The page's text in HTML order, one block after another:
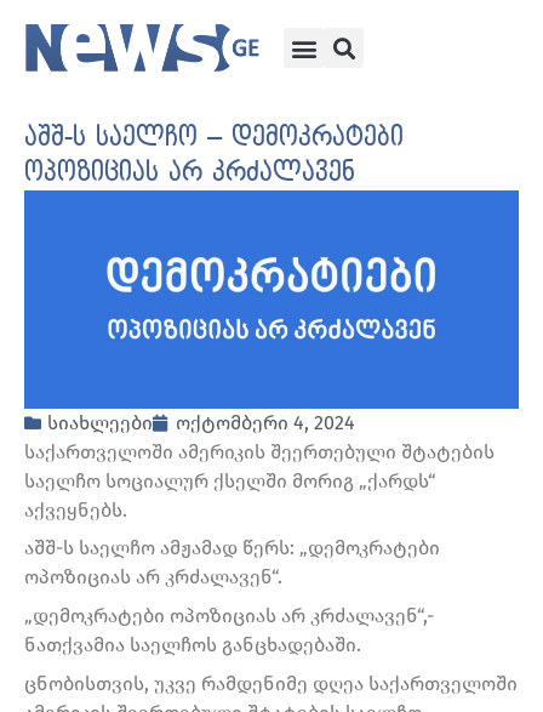
აშშ-ს საელჩო – დემოკრატები
ოპოზიციას არ კრძალავენ
სიახლეები
ოქტომბერი 4, 2024
საქართველოში ამერიკის შეერთებული შტატების
საელჩო სოციალურ ქსელში მორიგ „ქარდს“
აქვეყნებს.
აშშ-ს საელჩო ამჟამად წერს: „დემოკრატები
ოპოზიციას არ კრძალავენ“.
„დემოკრატები ოპოზიციას არ კრძალავენ“,-
ნათქვამია საელჩოს განცხადებაში.
ცნობისთვის, უკვე რამდენიმე დღეა საქართველოში